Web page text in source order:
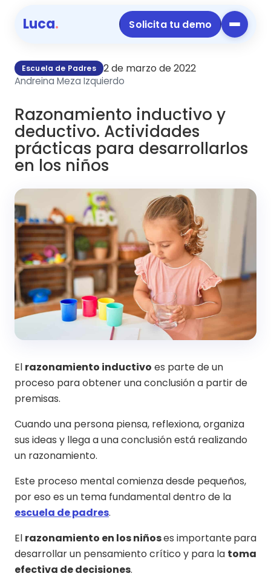
Luca. Solicita tu demo
Escuela de Padres 2 de marzo de 2022
Andreina Meza Izquierdo
Razonamiento inductivo y
deductivo. Actividades
prácticas para desarrollarlos
en los niños
El razonamiento inductivo es parte de un
proceso para obtener una conclusión a partir de
premisas.
Cuando una persona piensa, reflexiona, organiza
sus ideas y llega a una conclusión está realizando
un razonamiento.
Este proceso mental comienza desde pequeños,
por eso es un tema fundamental dentro de la
escuela de padres.
El razonamiento en los niñoses importantepara
desarrollar un pensamiento crítico y para la toma
efectiva de decisiones.